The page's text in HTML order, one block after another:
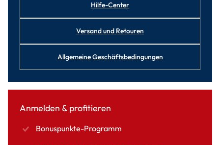
Hilfe-Center
Versand und Retouren
Allgemeine Geschäftsbedingungen
Anmelden & profitieren
Bonuspunkte-Programm